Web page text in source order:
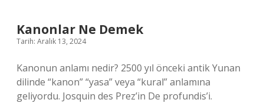
Kanonlar Ne Demek
Tarih: Aralık 13, 2024
Kanonun anlamı nedir? 2500 yıl önceki antik Yunan
dilinde “kanon” “yasa” veya “kural” anlamına
geliyordu. Josquin des Prez’in De profundis’i.